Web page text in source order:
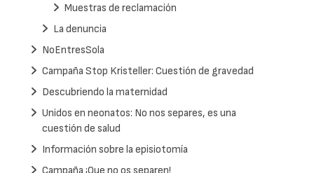
Muestras de reclamación
La denuncia
NoEntresSola
Campaña Stop Kristeller: Cuestión de gravedad
Descubriendo la maternidad
Unidos en neonatos: No nos separes, es una
cuestión de salud
Información sobre la episiotomía